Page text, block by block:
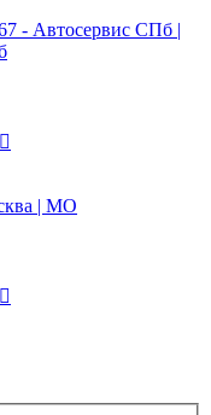
- Автосервис СПб |
| МО